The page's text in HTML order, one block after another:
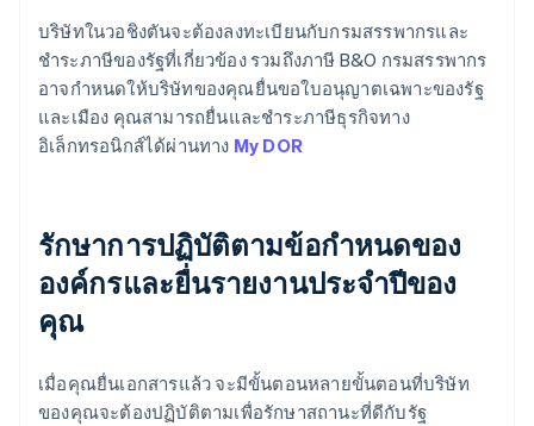
บริษัทในวอชิงตันจะต้องลงทะเบียนกับกรมสรรพากรและ
ชำระภาษีของรัฐที่เกี่ยวข้อง รวมถึงภาษี B&O กรมสรรพากร
อาจกำหนดให้บริษัทของคุณยื่นขอใบอนุญาตเฉพาะของรัฐ
และเมือง คุณสามารถยื่นและชำระภาษีธุรกิจทาง
อิเล็กทรอนิกส์ได้ผ่านทาง My DOR
รักษาการปฏิบัติตามข้อกำหนดของ
องค์กรและยื่นรายงานประจำปีของ
คุณ
เมื่อคุณยื่นเอกสารแล้ว จะมีขั้นตอนหลายขั้นตอนที่บริษัท
ของคุณจะต้องปฏิบัติตามเพื่อรักษาสถานะที่ดีกับรัฐ